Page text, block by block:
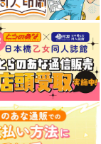
同室のことが本気で好
きなのに本気にしてく
れない！
虹色モンブラン
629円（税込）
食満留三郎×善法寺伊作